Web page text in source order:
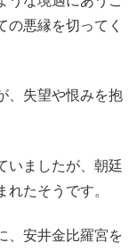
の悪縁を切ってく
、失望や恨みを抱
いましたが、朝廷
たそうです。
、安井金比羅宮を